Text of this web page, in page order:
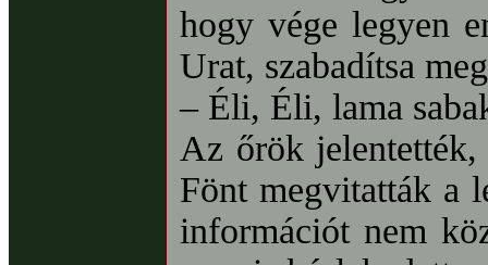
hogy vége legyen
Urat, szabadítsa
– Éli, Éli, lama
Az őrök jelentették,
Fönt megvitatták a
információt nem